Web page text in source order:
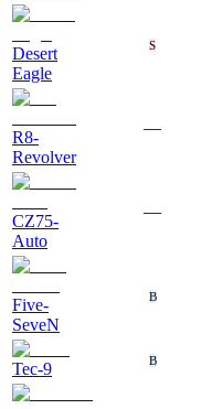
Desert
Eagle
S
R8-
Revolver
—
CZ75-
Auto
—
Five-
SeveN
B
Tec-9 B